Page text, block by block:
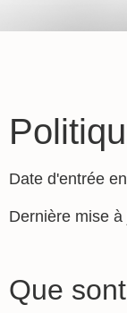
Date d'entrée
Dernière mise
Que